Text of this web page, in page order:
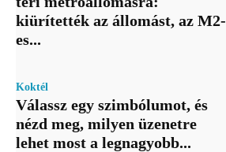
kiürítették az állomást, az M2-
es...
Koktél
Válassz egy szimbólumot, és
nézd meg, milyen üzenetre
lehet most a legnagyobb...